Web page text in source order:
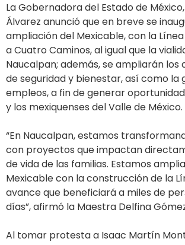
La Gobernadora del Estado de
Álvarez anunció que en breve se
ampliación del Mexicable, con la
a Cuatro Caminos, al igual que la
Naucalpan; además, se ampliarán los
de seguridad y bienestar, así como la
empleos, a fin de generar
y los mexiquenses del Valle de México.
“En Naucalpan, estamos
con proyectos que impactan
de vida de las familias. Estamos
Mexicable con la construcción de la
avance que beneficiará a miles de
días”, afirmó la Maestra Delfina
Al tomar protesta a Isaac Martín